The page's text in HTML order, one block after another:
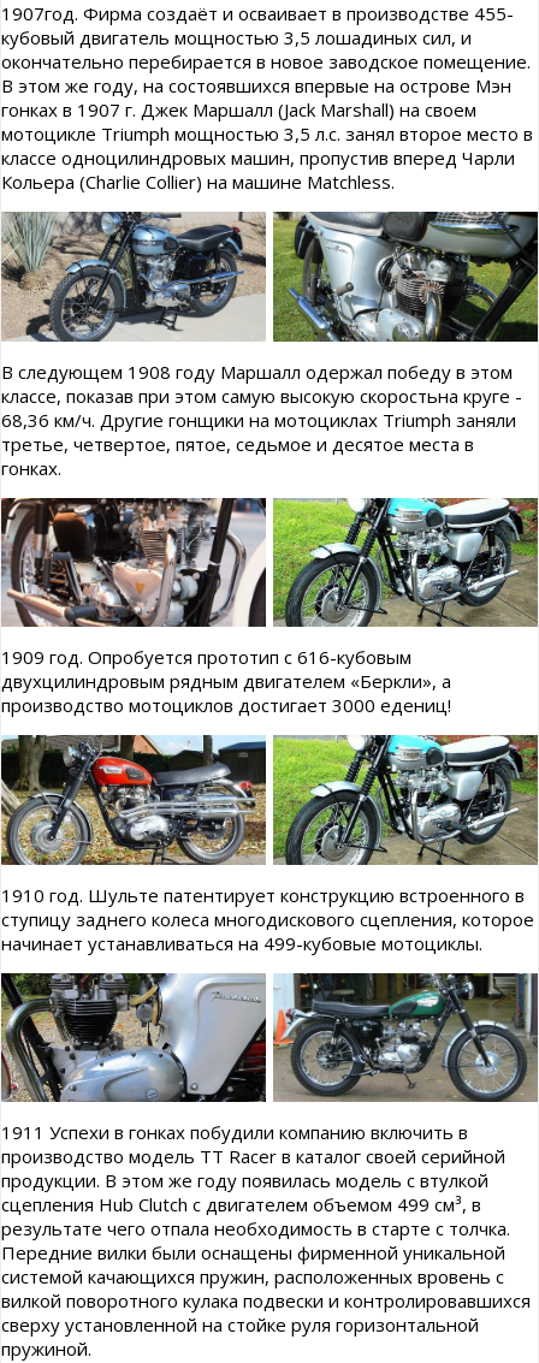
1907год. Фирма создаёт и осваивает в производстве 455-
кубовый двигатель мощностью 3,5 лошадиных сил, и
окончательно перебирается в новое заводское помещение.
В этом же году, на состоявшихся впервые на острове Мэн
гонках в 1907 г. Джек Маршалл (Jack Marshall) на своем
мотоцикле Triumph мощностью 3,5 л.с. занял второе место в
классе одноцилиндровых машин, пропустив вперед Чарли
Кольера (Charlie Collier) на машине Matchless.
В следующем 1908 году Маршалл одержал победу в этом
классе, показав при этом самую высокую скоростьна круге -
68,36 км/ч. Другие гонщики на мотоциклах Triumph заняли
третье, четвертое, пятое, седьмое и десятое места в
гонках.
1909 год. Опробуется прототип с 616-кубовым
двухцилиндровым рядным двигателем «Беркли», а
производство мотоциклов достигает 3000 едениц!
1910 год. Шульте патентирует конструкцию встроенного в
ступицу заднего колеса многодискового сцепления, которое
начинает устанавливаться на 499-кубовые мотоциклы.
1911 Успехи в гонках побудили компанию включить в
производство модель ТТ Racer в каталог своей серийной
продукции. В этом же году появилась модель с втулкой
сцепления Hub Clutch с двигателем объемом 499 см³, в
результате чего отпала необходимость в старте с толчка.
Передние вилки были оснащены фирменной уникальной
системой качающихся пружин, расположенных вровень с
вилкой поворотного кулака подвески и контролировавшихся
сверху установленной на стойке руля горизонтальной
пружиной.